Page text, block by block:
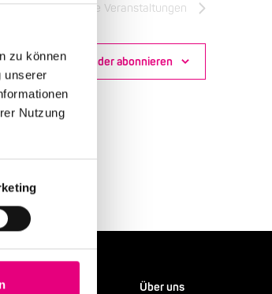
zu können
unserer
Nutzung
Nächste Veranstaltungen
Kalender abonnieren
Über uns